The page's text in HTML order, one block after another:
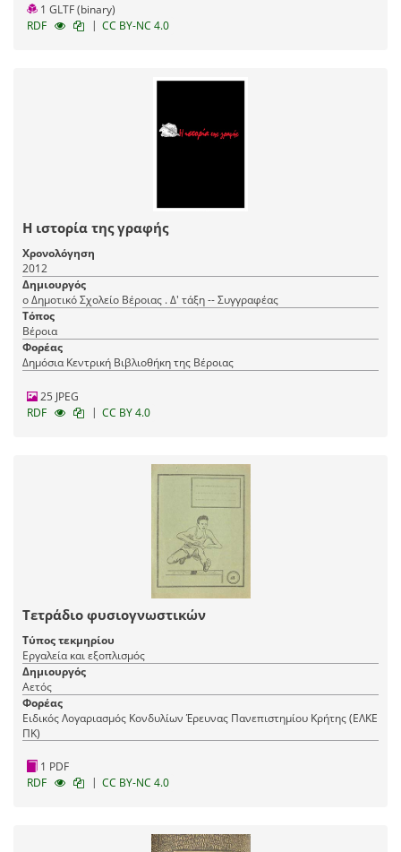
1 GLTF (binary)
RDF
| CC BY-NC 4.0
Η ιστορία της γραφής
Χρονολόγηση
2012
Δημιουργός
ο Δημοτικό Σχολείο Βέροιας . Δ' τάξη -- Συγγραφέας
Τόπος
Βέροια
Φορέας
Δημόσια Κεντρική Βιβλιοθήκη της Βέροιας
25 JPEG
RDF
| CC BY 4.0
Τετράδιο φυσιογνωστικών
Τύπος τεκμηρίου
Εργαλεία και εξοπλισμός
Δημιουργός
Αετός
Φορέας
Ειδικός Λογαριασμός Κονδυλίων Έρευνας Πανεπιστημίου Κρήτης (ΕΛΚΕ
ΠΚ)
1 PDF
RDF
| CC BY-NC 4.0